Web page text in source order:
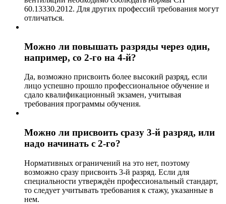
60.13330.2012. Для других профессий требования могут
отличаться.
Можно ли повышать разряды через один,
например, со 2-го на 4-й?
Да, возможно присвоить более высокий разряд, если
лицо успешно прошло профессиональное обучение и
сдало квалификационный экзамен, учитывая
требования программы обучения.
Можно ли присвоить сразу 3-й разряд, или
надо начинать с 2-го?
Нормативных ограничений на это нет, поэтому
возможно сразу присвоить 3-й разряд. Если для
специальности утверждён профессиональный стандарт,
то следует учитывать требования к стажу, указанные в
нем.